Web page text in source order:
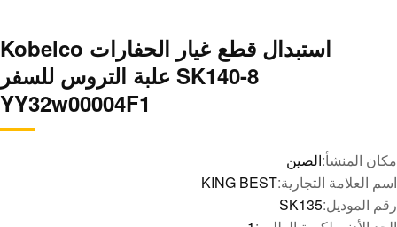
استبدال قطع غيار الحفارات Kobelco
SK140-8 علبة التروس للسفر
YY32w00004F1
مكان المنشأ:الصين
اسم العلامة التجارية:KING BEST
رقم الموديل:SK135